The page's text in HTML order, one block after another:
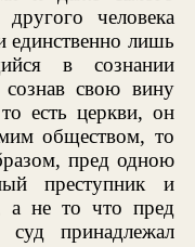
человека
единственно лишь
в сознании
сознав свою вину
есть церкви, он
обществом, то
пред одною
преступник и
а не то что пред
принадлежал